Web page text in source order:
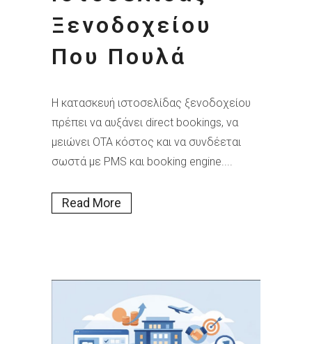
Ξενοδοχείου
Που Πουλά
Η κατασκευή ιστοσελίδας ξενοδοχείου
πρέπει να αυξάνει direct bookings, να
μειώνει OTA κόστος και να συνδέεται
σωστά με PMS και booking engine....
Read More